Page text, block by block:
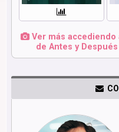
Ver más
de Antes y